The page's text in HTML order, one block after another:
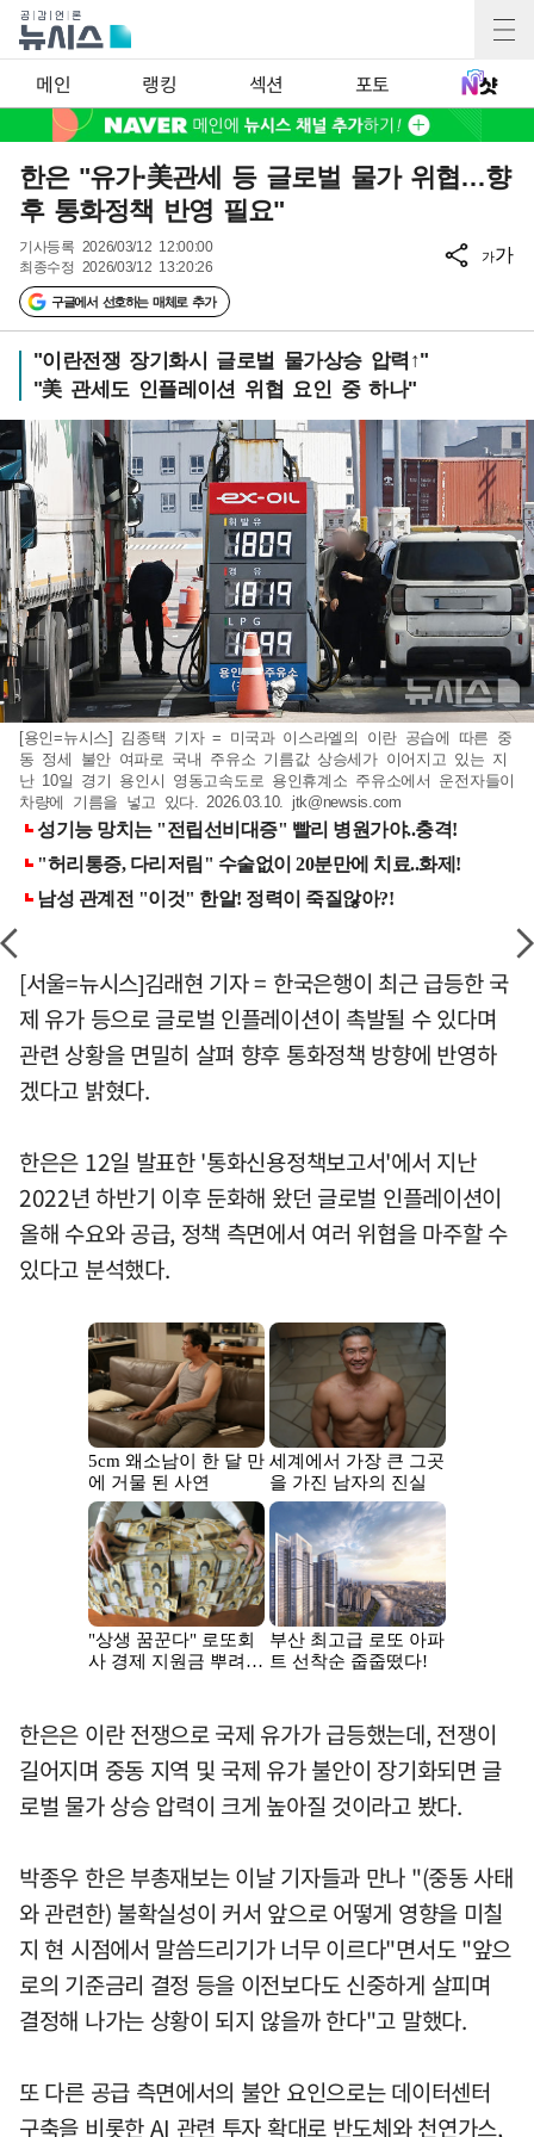
메인 랭킹 섹션 포토
한은 "유가·美관세 등 글로벌 물가 위협…향
후 통화정책 반영 필요"
기사등록 2026/03/12 12:00:00
최종수정 2026/03/12 13:20:26
구글에서 선호하는 매체로 추가
가가
"이란전쟁 장기화시 글로벌 물가상승 압력↑"
"美 관세도 인플레이션 위협 요인 중 하나"
[용인=뉴시스] 김종택 기자 = 미국과 이스라엘의 이란 공습에 따른 중
동 정세 불안 여파로 국내 주유소 기름값 상승세가 이어지고 있는 지
난 10일 경기 용인시 영동고속도로 용인휴계소 주유소에서 운전자들이
차량에 기름을 넣고 있다. 2026.03.10. jtk@newsis.com
[서울=뉴시스]김래현 기자 = 한국은행이 최근 급등한 국
제 유가 등으로 글로벌 인플레이션이 촉발될 수 있다며
관련 상황을 면밀히 살펴 향후 통화정책 방향에 반영하
겠다고 밝혔다.
한은은 12일 발표한 '통화신용정책보고서'에서 지난
2022년 하반기 이후 둔화해 왔던 글로벌 인플레이션이
올해 수요와 공급, 정책 측면에서 여러 위협을 마주할 수
있다고 분석했다.
한은은 이란 전쟁으로 국제 유가가 급등했는데, 전쟁이
길어지며 중동 지역 및 국제 유가 불안이 장기화되면 글
로벌 물가 상승 압력이 크게 높아질 것이라고 봤다.
박종우 한은 부총재보는 이날 기자들과 만나 "(중동 사태
와 관련한) 불확실성이 커서 앞으로 어떻게 영향을 미칠
지 현 시점에서 말씀드리기가 너무 이르다"면서도 "앞으
로의 기준금리 결정 등을 이전보다도 신중하게 살피며
결정해 나가는 상황이 되지 않을까 한다"고 말했다.
또 다른 공급 측면에서의 불안 요인으로는 데이터센터
구축을 비롯한 AI 관련 투자 확대로 반도체와 천연가스,